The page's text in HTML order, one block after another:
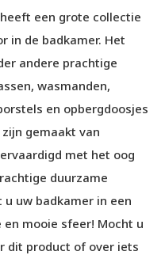
een grote collectie
in de badkamer. Het
andere prachtige
wasmanden,
en opbergdoosjes
gemaakt van
met het oog
duurzame
uw badkamer in een
mooie sfeer! Mocht u
dit product of over iets